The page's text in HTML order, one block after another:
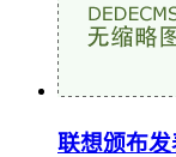
联想颁布